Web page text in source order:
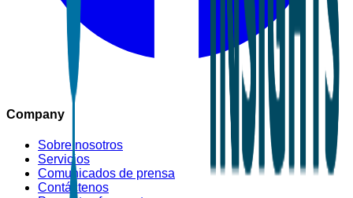
Company
Sobre nosotros
Servicios
Comunicados de prensa
Contáctenos